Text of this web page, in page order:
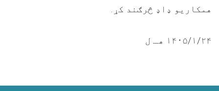
همکاریو ډاډ څرګند کړ.
۱۴۰۵/۱/۲۴ ھـ ل